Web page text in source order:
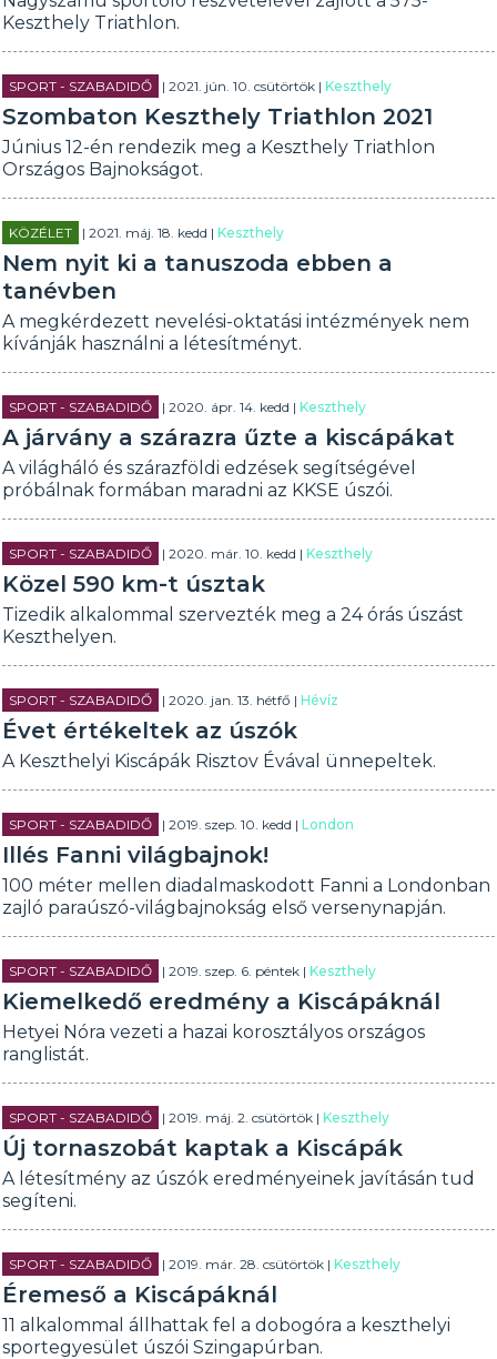
Keszthely Triathlon.
SPORT - SZABADIDŐ | 2021. jún. 10. csütörtök |Keszthely
Szombaton Keszthely Triathlon 2021
Június 12-én rendezik meg a Keszthely Triathlon
Országos Bajnokságot.
KÖZÉLET | 2021. máj. 18. kedd |Keszthely
Nem nyit ki a tanuszoda ebben a
tanévben
A megkérdezett nevelési-oktatási intézmények nem
kívánják használni a létesítményt.
SPORT - SZABADIDŐ | 2020. ápr. 14. kedd |Keszthely
A járvány a szárazra űzte a kiscápákat
A világháló és szárazföldi edzések segítségével
próbálnak formában maradni az KKSE úszói.
SPORT - SZABADIDŐ | 2020. már. 10. kedd |Keszthely
Közel 590 km-t úsztak
Tizedik alkalommal szervezték meg a 24 órás úszást
Keszthelyen.
SPORT - SZABADIDŐ | 2020. jan. 13. hétfő |Hévíz
Évet értékeltek az úszók
A Keszthelyi Kiscápák Risztov Évával ünnepeltek.
SPORT - SZABADIDŐ | 2019. szep. 10. kedd |London
Illés Fanni világbajnok!
100 méter mellen diadalmaskodott Fanni a Londonban
zajló paraúszó-világbajnokság első versenynapján.
SPORT - SZABADIDŐ | 2019. szep. 6. péntek |Keszthely
Kiemelkedő eredmény a Kiscápáknál
Hetyei Nóra vezeti a hazai korosztályos országos
ranglistát.
SPORT - SZABADIDŐ | 2019. máj. 2. csütörtök |Keszthely
Új tornaszobát kaptak a Kiscápák
A létesítmény az úszók eredményeinek javításán tud
segíteni.
SPORT - SZABADIDŐ | 2019. már. 28. csütörtök |Keszthely
Éremeső a Kiscápáknál
11 alkalommal állhattak fel a dobogóra a keszthelyi
sportegyesület úszói Szingapúrban.